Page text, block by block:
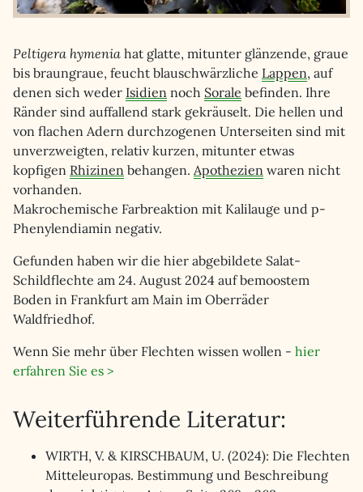
Peltigera hymenia hat glatte, mitunter glänzende, graue
bis braungraue, feucht blauschwärzliche Lappen, auf
denen sich weder Isidien noch Sorale befinden. Ihre
Ränder sind auffallend stark gekräuselt. Die hellen und
von flachen Adern durchzogenen Unterseiten sind mit
unverzweigten, relativ kurzen, mitunter etwas
kopfigen Rhizinen behangen. Apothezien waren nicht
vorhanden.
Makrochemische Farbreaktion mit Kalilauge und p-
Phenylendiamin negativ.
Gefunden haben wir die hier abgebildete Salat-
Schildflechte am 24. August 2024 auf bemoostem
Boden in Frankfurt am Main im Oberräder
Waldfriedhof.
Wenn Sie mehr über Flechten wissen wollen - hier
erfahren Sie es >
Weiterführende Literatur:
WIRTH, V. & KIRSCHBAUM, U. (2024): Die Flechten
Mitteleuropas. Bestimmung und Beschreibung